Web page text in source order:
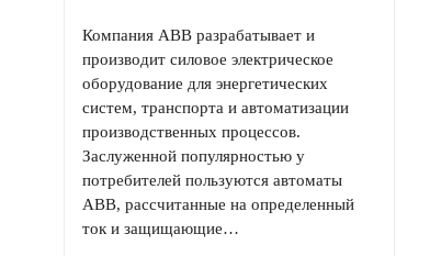
Компания ABB разрабатывает и
производит силовое электрическое
оборудование для энергетических
систем, транспорта и автоматизации
производственных процессов.
Заслуженной популярностью у
потребителей пользуются автоматы
ABB, рассчитанные на определенный
ток и защищающие…